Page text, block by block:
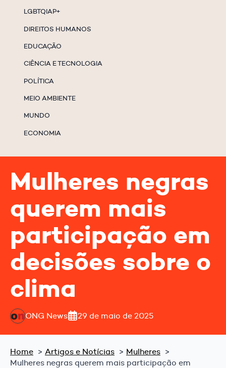
LGBTQIAP+
DIREITOS HUMANOS
EDUCAÇÃO
CIÊNCIA E TECNOLOGIA
POLÍTICA
MEIO AMBIENTE
MUNDO
ECONOMIA
Mulheres negras
querem mais
participação em
decisões sobre o
clima
ONG News 29 de maio de 2025
Home Artigos e Notícias
Mulheres
Mulheres negras querem mais participação em